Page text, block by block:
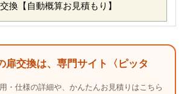
換【自動概算お見積もり】
扉交換は、専門サイト〈ピッタ
・仕様の詳細や、かんたんお見積りはこちら